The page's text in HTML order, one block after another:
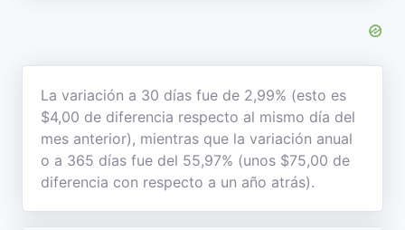
La variación a 30 días fue de 2,99% (esto es
$4,00 de diferencia respecto al mismo día del
mes anterior), mientras que la variación anual
o a 365 días fue del 55,97% (unos $75,00 de
diferencia con respecto a un año atrás).